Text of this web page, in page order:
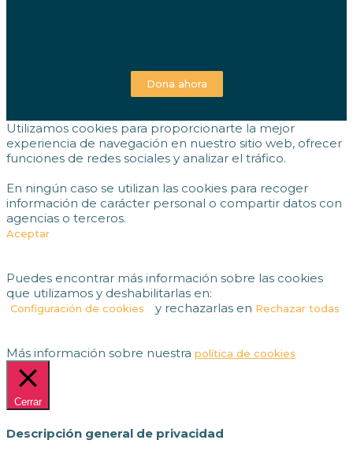
Dona ahora
Utilizamos cookies para proporcionarte la mejor
experiencia de navegación en nuestro sitio web, ofrecer
funciones de redes sociales y analizar el tráfico.
En ningún caso se utilizan las cookies para recoger
información de carácter personal o compartir datos con
agencias o terceros.
Aceptar
Puedes encontrar más información sobre las cookies
que utilizamos y deshabilitarlas en:
Configuración de cookies y rechazarlas en Rechazar todas
Más información sobre nuestra política de cookies
Cerrar
Descripción general de privacidad